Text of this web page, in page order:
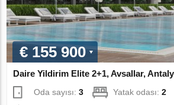
€ 155 900
Daire Yildirim Elite 2+1, Avsallar,
Oda sayısı:3 Yatak odası:2